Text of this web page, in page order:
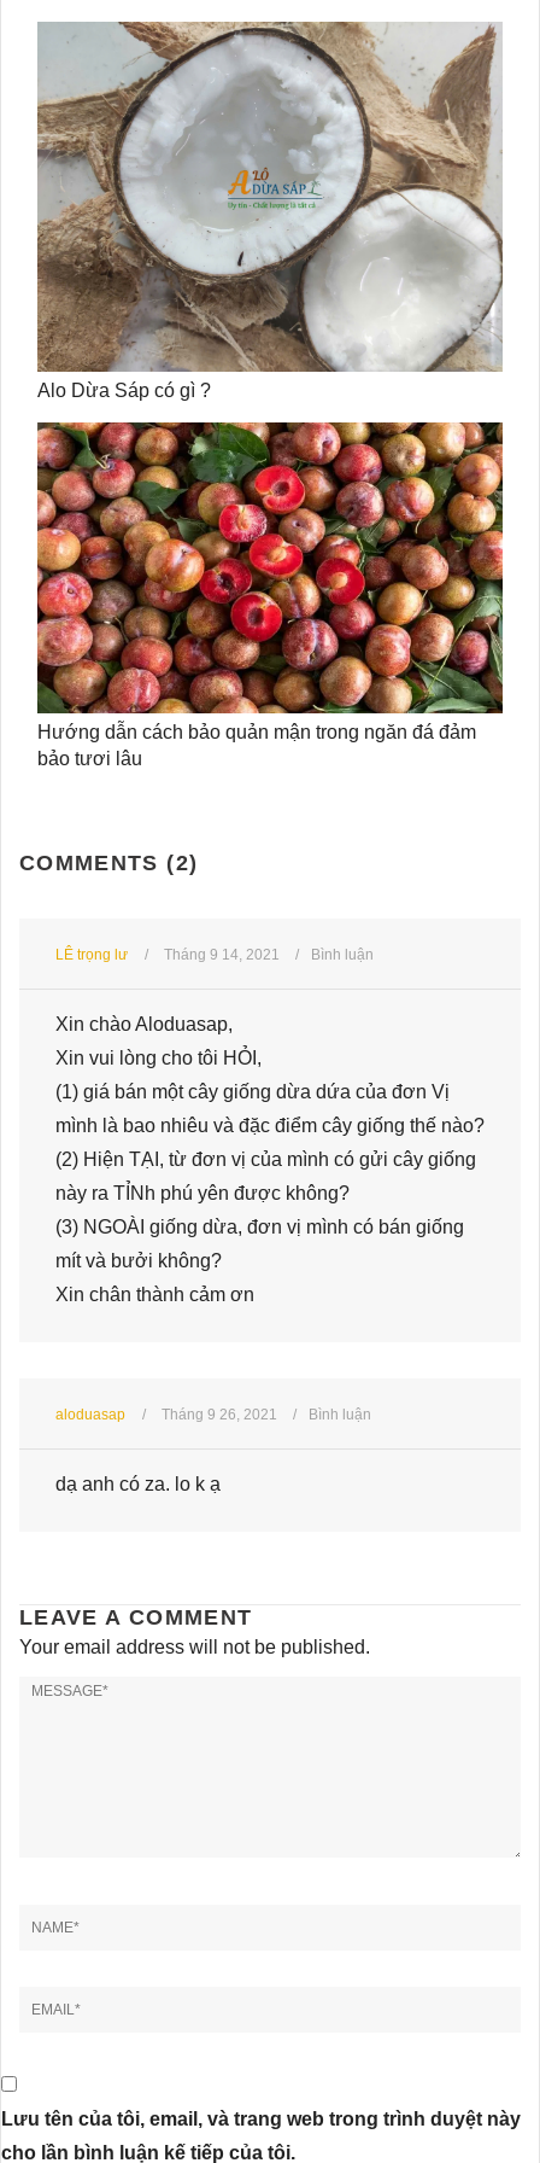
Alo Dừa Sáp có gì ?
Hướng dẫn cách bảo quản mận trong ngăn đá đảm
bảo tươi lâu
COMMENTS (2)
LÊ trọng lư Tháng 9 14, 2021 Bình luận
Xin chào Aloduasap,
Xin vui lòng cho tôi HỎI,
(1) giá bán một cây giống dừa dứa của đơn Vị
mình là bao nhiêu và đặc điểm cây giống thế nào?
(2) Hiện TẠI, từ đơn vị của mình có gửi cây giống
này ra TỈNh phú yên được không?
(3) NGOÀI giống dừa, đơn vị mình có bán giống
mít và bưởi không?
Xin chân thành cảm ơn
aloduasap Tháng 9 26, 2021 Bình luận
dạ anh có za. lo k ạ
LEAVE A COMMENT
Your email address will not be published.
Lưu tên của tôi, email, và trang web trong trình duyệt này
cho lần bình luận kế tiếp của tôi.